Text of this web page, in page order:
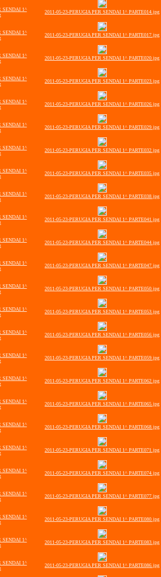
SENDAI 1^
2011-05-23-PERUGIA PER SENDAI 1^ PARTE014.jpg
SENDAI 1^
2011-05-23-PERUGIA PER SENDAI 1^ PARTE017.jpg
SENDAI 1^
2011-05-23-PERUGIA PER SENDAI 1^ PARTE020.jpg
SENDAI 1^
2011-05-23-PERUGIA PER SENDAI 1^ PARTE023.jpg
SENDAI 1^
2011-05-23-PERUGIA PER SENDAI 1^ PARTE026.jpg
SENDAI 1^
2011-05-23-PERUGIA PER SENDAI 1^ PARTE029.jpg
SENDAI 1^
2011-05-23-PERUGIA PER SENDAI 1^ PARTE032.jpg
SENDAI 1^
2011-05-23-PERUGIA PER SENDAI 1^ PARTE035.jpg
SENDAI 1^
2011-05-23-PERUGIA PER SENDAI 1^ PARTE038.jpg
SENDAI 1^
2011-05-23-PERUGIA PER SENDAI 1^ PARTE041.jpg
SENDAI 1^
2011-05-23-PERUGIA PER SENDAI 1^ PARTE044.jpg
SENDAI 1^
2011-05-23-PERUGIA PER SENDAI 1^ PARTE047.jpg
SENDAI 1^
2011-05-23-PERUGIA PER SENDAI 1^ PARTE050.jpg
SENDAI 1^
2011-05-23-PERUGIA PER SENDAI 1^ PARTE053.jpg
SENDAI 1^
2011-05-23-PERUGIA PER SENDAI 1^ PARTE056.jpg
SENDAI 1^
2011-05-23-PERUGIA PER SENDAI 1^ PARTE059.jpg
SENDAI 1^
2011-05-23-PERUGIA PER SENDAI 1^ PARTE062.jpg
SENDAI 1^
2011-05-23-PERUGIA PER SENDAI 1^ PARTE065.jpg
SENDAI 1^
2011-05-23-PERUGIA PER SENDAI 1^ PARTE068.jpg
SENDAI 1^
2011-05-23-PERUGIA PER SENDAI 1^ PARTE071.jpg
SENDAI 1^
2011-05-23-PERUGIA PER SENDAI 1^ PARTE074.jpg
SENDAI 1^
2011-05-23-PERUGIA PER SENDAI 1^ PARTE077.jpg
SENDAI 1^
2011-05-23-PERUGIA PER SENDAI 1^ PARTE080.jpg
SENDAI 1^
2011-05-23-PERUGIA PER SENDAI 1^ PARTE083.jpg
SENDAI 1^
2011-05-23-PERUGIA PER SENDAI 1^ PARTE086.jpg